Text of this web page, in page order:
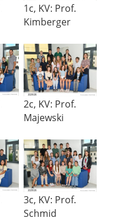
1c, KV: Prof.
Kimberger
2c, KV: Prof.
Majewski
3c, KV: Prof.
Schmid